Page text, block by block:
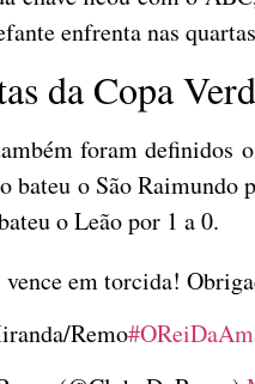
enfrenta nas
da Copa
foram definidos
bateu o São
o Leão por 1 a 0.
em torcida!
Remo